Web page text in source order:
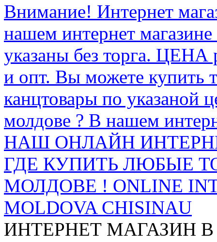
Внимание! Интернет
нашем интернет
указаны без торга.
и опт. Вы можете купить
канцтовары по указаной
молдове ? В нашем
НАШ ОНЛАЙН
ГДЕ КУПИТЬ ЛЮБЫЕ
МОЛДОВЕ ! ONLINE
MOLDOVA CHISINAU
ИНТЕРНЕТ МАГАЗИН